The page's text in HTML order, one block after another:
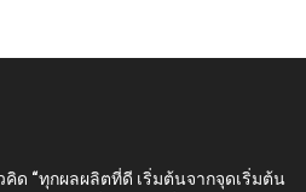
คิด “ทุกผลผลิตที่ดี เริ่มต้นจากจุดเริ่มต้น